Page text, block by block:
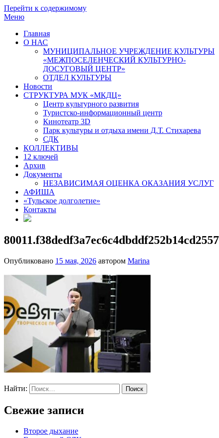
Перейти к содержимому
Меню
Главная
О НАС
МУНИЦИПАЛЬНОЕ УЧРЕЖДЕНИЕ КУЛЬТУРЫ
«МЕЖПОСЕЛЕНЧЕСКИЙ КУЛЬТУРНО-
ДОСУГОВЫЙ ЦЕНТР»
ОТДЕЛ КУЛЬТУРЫ
Новости
СТРУКТУРА МУК «МКДЦ»
Центр культурного развития
Туристско-информационный центр
Кинотеатр 3D
Парк культуры и отдыха имени Д.Т. Стихарева
СДК
КОЛЛЕКТИВЫ
12 ключей
Архив
Документы
НЕЗАВИСИМАЯ ОЦЕНКА ОКАЗАНИЯ УСЛУГ
АФИША
«Тульское долголетие»
Контакты
Опубликовано 15 мая, 2026 автором Marina
Найти:
Свежие записи
Второе дыхание